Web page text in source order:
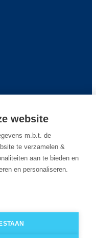
website
m.b.t. de
te verzamelen &
aan te bieden en
en personaliseren.